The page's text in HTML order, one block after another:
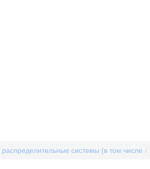
распределительные системы (в том числе